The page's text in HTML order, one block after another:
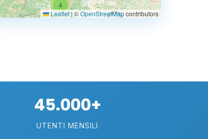
4
0.769 €
Leaflet | ©OpenStreetMapcontributors
45.000+
UTENTI MENSILI